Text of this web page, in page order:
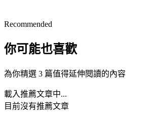
Recommended
你可能也喜歡
為你精選 3 篇值得延伸閱讀的內容
載入推薦文章中...
目前沒有推薦文章